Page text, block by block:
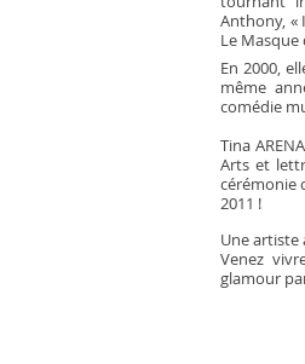
Anthony, «
Le Masque
En 2000,
même
comédie
Tina
Arts et
cérémonie
2011 !
Une
Venez
glamour